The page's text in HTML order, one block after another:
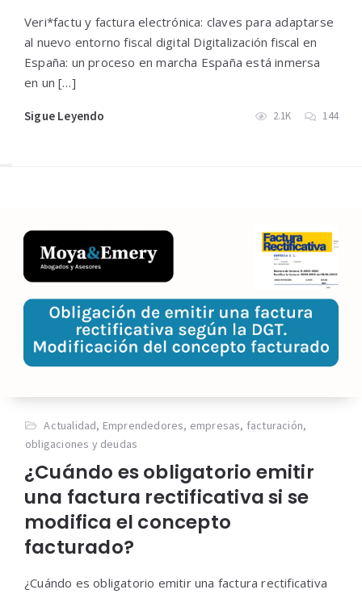
Veri*factu y factura electrónica: claves para adaptarse
al nuevo entorno fiscal digital Digitalización fiscal en
España: un proceso en marcha España está inmersa
en un […]
Sigue Leyendo 2.1K 144
Actualidad, Emprendedores, empresas, facturación,
obligaciones y deudas
¿Cuándo es obligatorio emitir
una factura rectificativa si se
modifica el concepto
facturado?
¿Cuándo es obligatorio emitir una factura rectificativa